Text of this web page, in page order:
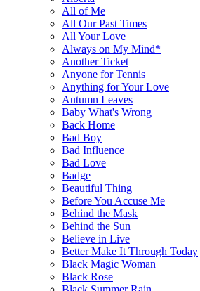
All of Me
All Our Past Times
All Your Love
Always on My Mind*
Another Ticket
Anyone for Tennis
Anything for Your Love
Autumn Leaves
Baby What's Wrong
Back Home
Bad Boy
Bad Influence
Bad Love
Badge
Beautiful Thing
Before You Accuse Me
Behind the Mask
Behind the Sun
Believe in Live
Better Make It Through Today
Black Magic Woman
Black Rose